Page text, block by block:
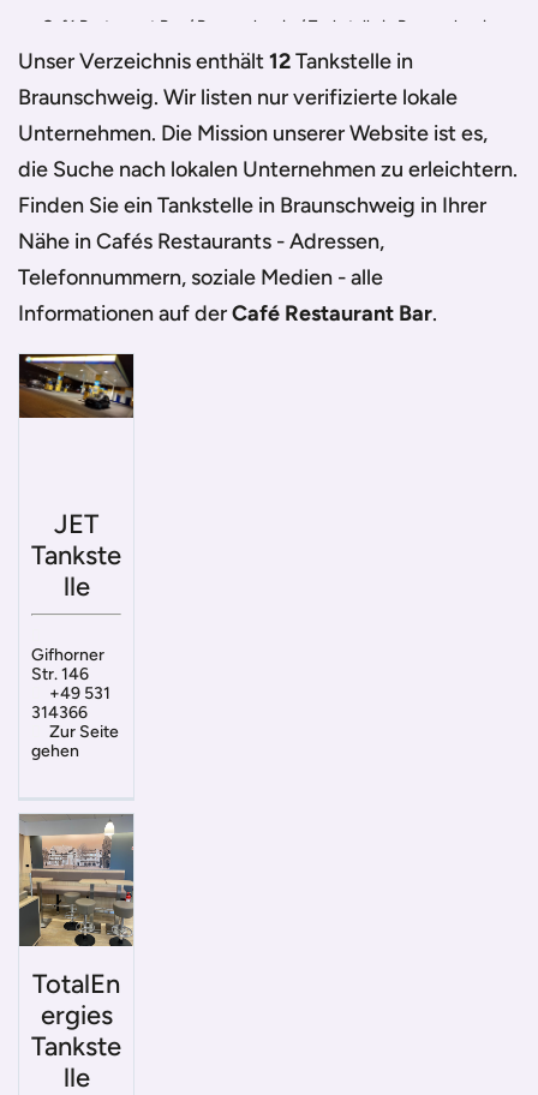
Café Restaurant Bar / Braunschweig / Tankstelle in Braunschweig
Unser Verzeichnis enthält12Tankstelle in
Braunschweig. Wir listen nur verifizierte lokale
Unternehmen. Die Mission unserer Website ist es,
die Suche nach lokalen Unternehmen zu erleichtern.
Finden Sie einTankstelle in Braunschweig in Ihrer
Nähe in Cafés Restaurants - Adressen,
Telefonnummern, soziale Medien - alle
Informationen auf derCafé Restaurant Bar.
JET
Tankste
lle
Gifhorner
Str. 146
+49 531
314366
Zur Seite
gehen
TotalEn
ergies
Tankste
lle